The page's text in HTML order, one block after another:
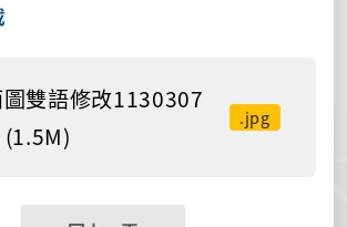
雙語修改1130307
.jpg